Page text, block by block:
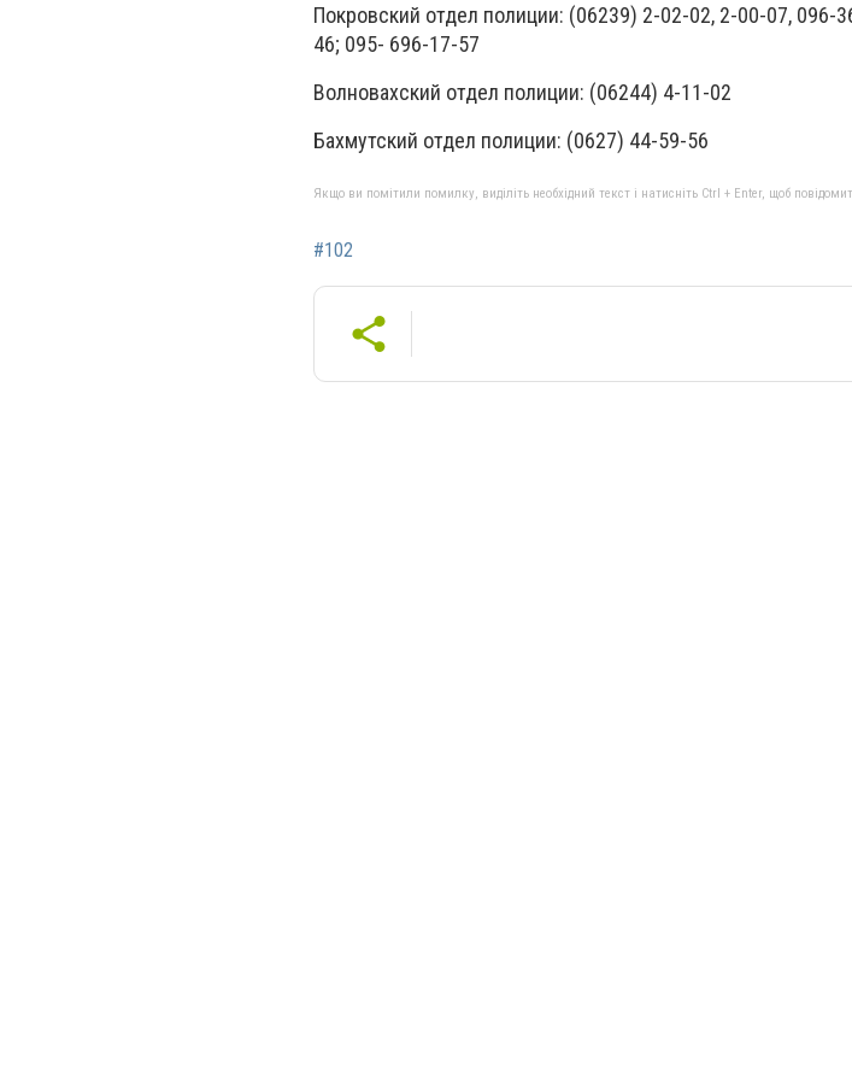
Покровский отдел полиции: (06239) 2-02-02, 2-00-07,
46; 095- 696-17-57
Волновахский отдел полиции: (06244) 4-11-02
Бахмутский отдел полиции: (0627) 44-59-56
Якщо ви помітили помилку, виділіть необхідний текст і натисніть Ctrl + Enter, щоб
#102